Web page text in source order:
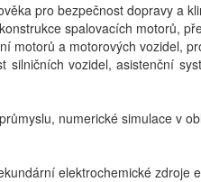
pro bezpečnost dopravy a
spalovacích motorů,
motorů a motorových vozidel,
silničních vozidel, asistenční
numerické simulace v
elektrochemické zdroje